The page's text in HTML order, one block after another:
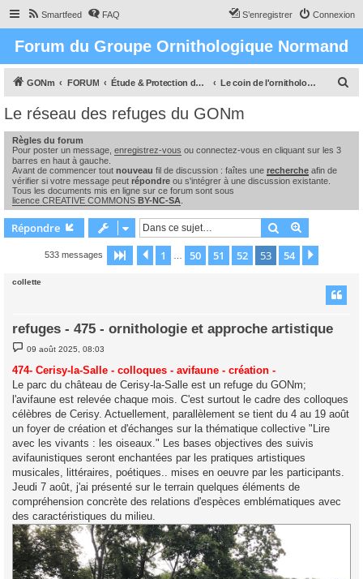
Smartfeed FAQ Connexion
S’enregistrer
Forum du Groupe Ornithologique Normand
GONm FORUM Étude & Protection des Oiseaux et de leurs milieux en Normandie Le coin de l'ornithologue : observations, études & enquêtes
Le réseau des refuges du GONm
Règles du forum
Pour poster un message, enregistrez-vous ou connectez-vous en cliquant sur les 3
barres en haut à gauche.
Avant de commencer tout nouveau fil de discussion : faîtes une recherche afin de
vérifier si votre message peut répondre ou s'intégrer à une discussion existante.
Tous les documents mis en ligne sur ce forum sont sous
licence CREATIVE COMMONS BY-NC-SA
Répondre Rechercher
533 messages Page 53 sur 54
Précédente
1 50 51 52 53 54
collette
refuges - 475 - ornithologie et approche artistique
M
e
s
s
a
g
e
09 août 2025, 08:03
474- Cerisy-la-Salle - colloques - avifaune - création -
Le parc du château de Cerisy-la-Salle est un refuge du GONm;
l'avifaune est relevée chaque mois. C'est surtout le cadre des colloques
célèbres de Cerisy. Actuellement, parallèlement se tient du 4 au 19 août
un foyer de création et d'échanges sur la thématique collective "Lire
avec les vivants : les oiseaux." Les bases objectives des suivis
avifaunistiques seront enchantées par les pratiques artistiques
musicales, littéraires, poétiques.. mises en oeuvre par les participants.
Jeudi 7 août, j'ai présenté sur le terrain quelques éléments de
compréhension concrète des relations d'espèces emblématiques avec
des caractéristiques du milieu.